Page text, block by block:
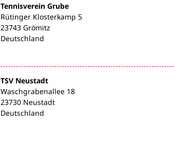
Tennisverein Grube
Rütinger Klosterkamp 5
23743 Grömitz
Deutschland
TSV Neustadt
Waschgrabenallee 18
23730 Neustadt
Deutschland